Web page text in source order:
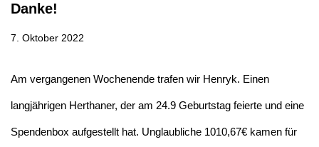
Danke!
7. Oktober 2022
Am vergangenen Wochenende trafen wir Henryk. Einen
langjährigen Herthaner, der am 24.9 Geburtstag feierte und eine
Spendenbox aufgestellt hat. Unglaubliche 1010,67€ kamen für